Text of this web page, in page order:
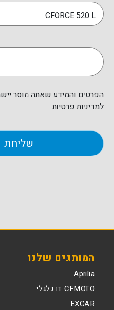
CFORCE 520 L
הפרטים והמידע שאתה מוסר
למדיניות פרטיות
המותגים שלנו
Aprilia
CFMOTO דו גלגלי
EXCAR